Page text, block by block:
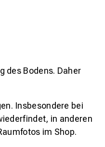
des Bodens. Daher
Insbesondere bei
in anderen
im Shop.